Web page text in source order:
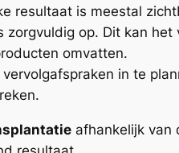
resultaat is meestal
op. Dit kan
omvatten.
in te
afhankelijk van